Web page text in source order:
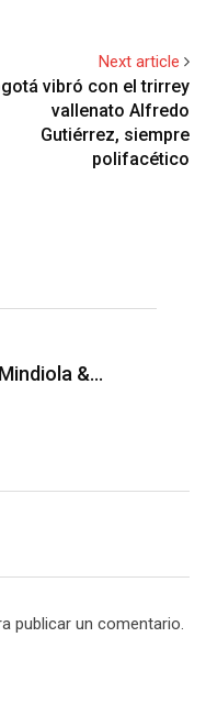
Next article
vibró con el trirrey
vallenato Alfredo
Gutiérrez, siempre
polifacético
Rivero y
publicar un comentario.